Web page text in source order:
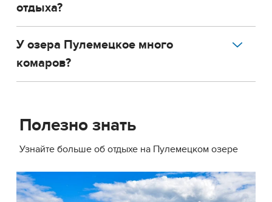
отдыха?
У озера Пулемецкое много
комаров?
Полезно знать
Узнайте больше об отдыхе на Пулемецком озере